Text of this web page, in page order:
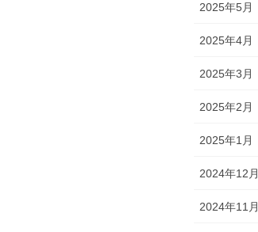
2025年5月
2025年4月
2025年3月
2025年2月
2025年1月
2024年12月
2024年11月